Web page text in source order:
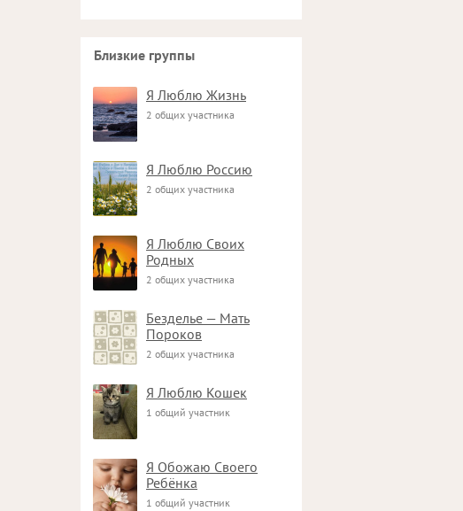
Близкие группы
Я Люблю Жизнь
2 общих участника
Я Люблю Россию
2 общих участника
Я Люблю Своих
Родных
2 общих участника
Безделье — Мать
Пороков
2 общих участника
Я Люблю Кошек
1 общий участник
Я Обожаю Своего
Ребёнка
1 общий участник